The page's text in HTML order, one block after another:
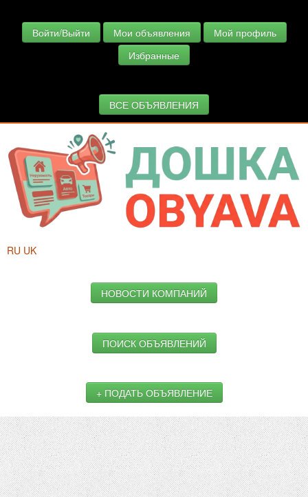
Войти/Выйти Мои объявления
Мой профиль
Избранные
ВСЕ ОБЪЯВЛЕНИЯ
RU UK
НОВОСТИ КОМПАНИЙ
ПОИСК ОБЪЯВЛЕНИЙ
+ ПОДАТЬ ОБЪЯВЛЕНИЕ